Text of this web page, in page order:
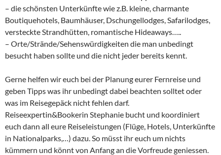
– die schönsten Unterkünfte wie z.B. kleine, charmante
Boutiquehotels, Baumhäuser, Dschungellodges, Safarilodges,
versteckte Strandhütten, romantische Hideaways…..
– Orte/Strände/Sehenswürdigkeiten die man unbedingt
besucht haben sollte und die nicht jeder bereits kennt.
Gerne helfen wir euch bei der Planung eurer Fernreise und
geben Tipps was ihr unbedingt dabei beachten solltet oder
was im Reisegepäck nicht fehlen darf.
Reiseexpertin&Bookerin Stephanie bucht und koordiniert
euch dann all eure Reiseleistungen (Flüge, Hotels, Unterkünfte
in Nationalparks,…) dazu. So müsst ihr euch um nichts
kümmern und könnt von Anfang an die Vorfreude geniessen.